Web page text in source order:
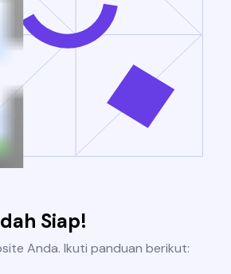
Siap!
Anda. Ikuti panduan berikut: